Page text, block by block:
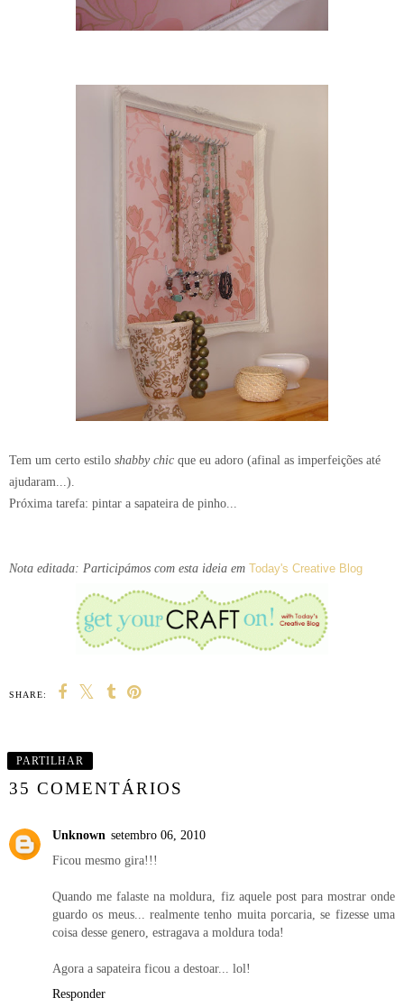
Tem um certo estilo shabby chic que eu adoro (afinal as imperfeições até
ajudaram...).
Próxima tarefa: pintar a sapateira de pinho...
Nota editada: Participámos com esta ideia em Today's Creative Blog
SHARE:
PARTILHAR
35 COMENTÁRIOS
Unknown setembro 06, 2010
Ficou mesmo gira!!!
Quando me falaste na moldura, fiz aquele post para mostrar onde
guardo os meus... realmente tenho muita porcaria, se fizesse uma
coisa desse genero, estragava a moldura toda!
Agora a sapateira ficou a destoar... lol!
Responder